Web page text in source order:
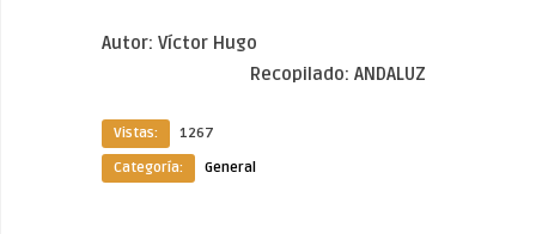
Autor: Víctor Hugo
Recopilado: ANDALUZ
Vistas:
1267
Categoría:
General